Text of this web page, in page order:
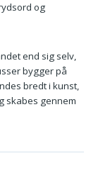
og
end sig selv,
bygger på
bredt i kunst,
skabes gennem